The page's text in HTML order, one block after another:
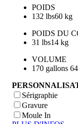
POIDS
132 lbs60 kg
POIDS DU
31 lbs14 kg
VOLUME
170 gallons
Sérigraphie
Gravure
Moule In